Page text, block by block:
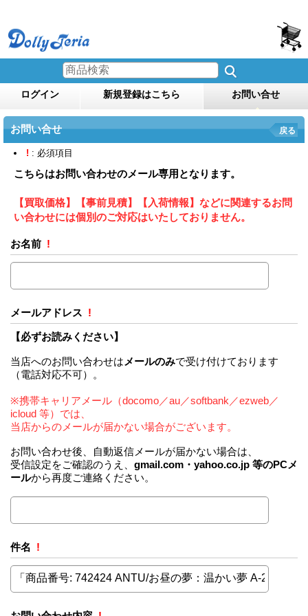
ログイン 新規登録はこちら お問い合せ
お問い合せ 戻る
! : 必須項目
こちらはお問い合わせのメール専用となります。
【買取価格】【事前見積】【入荷情報】などに関連するお問
い合わせには個別のご対応はいたしておりません。
お名前 !
メールアドレス !
【必ずお読みください】
当店へのお問い合わせは メールのみで受け付けております
（電話対応不可）。
※携帯キャリアメール（docomo／au／softbank／ezweb／
icloud 等）では、
当店からのメールが届かない場合がございます。
お問い合わせ後、自動返信メールが届かない場合は、
受信設定をご確認のうえ、 gmail.com・yahoo.co.jp 等のPCメ
ールから再度ご連絡ください。
件名 !